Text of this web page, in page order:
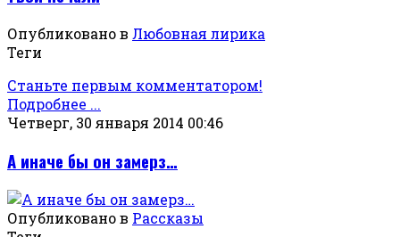
Опубликовано в Любовная лирика
Теги
Станьте первым комментатором!
Подробнее ...
Четверг, 30 января 2014 00:46
А иначе бы он замерз…
Опубликовано в Рассказы